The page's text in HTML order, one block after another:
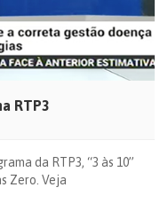
RTP3
da RTP3, “3 às 10”
Zero. Veja